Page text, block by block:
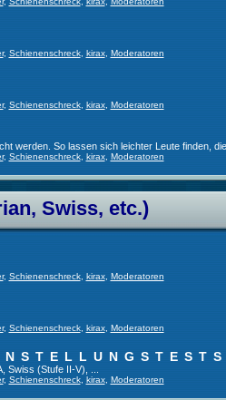
, Schienenschreck, kirax, Moderatoren
, Schienenschreck, kirax, Moderatoren
werden. So lassen sich leichter Leute finden,
, Schienenschreck, kirax, Moderatoren
Swiss, etc.)
, Schienenschreck, kirax, Moderatoren
, Schienenschreck, kirax, Moderatoren
Swiss (Stufe II-V), ...
, Schienenschreck, kirax, Moderatoren